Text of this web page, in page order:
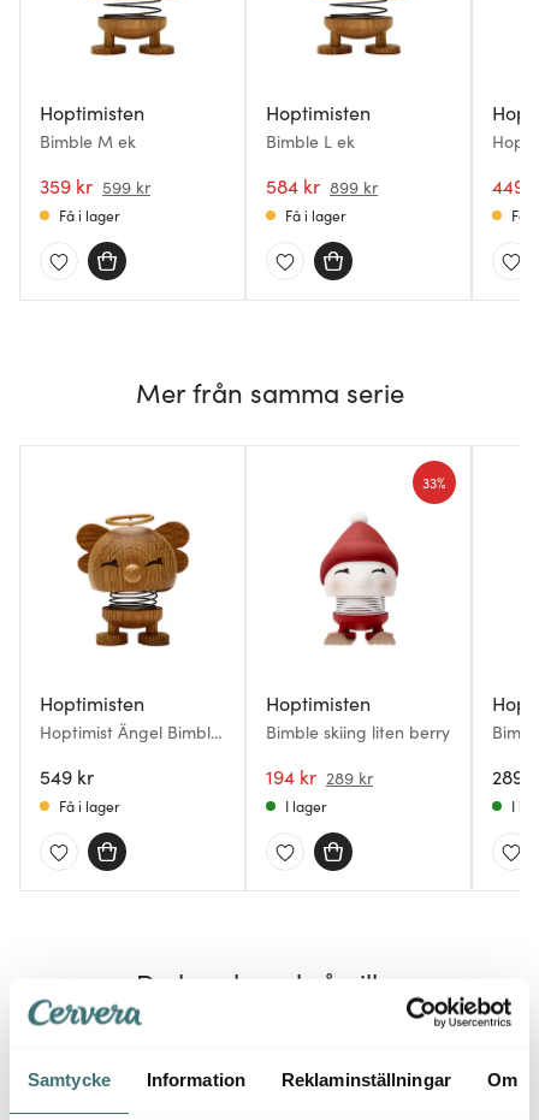
Samtycke Information Reklaminställningar Om
Hoptimisten
Bimble M ek
359 kr 599 kr
Få i lager
Hoptimisten
Bimble L ek
584 kr 899 kr
Få i lager
449
Få
Mer från samma serie
Hoptimisten
Hoptimist Ängel Bimble
549 kr
Få i lager
Hoptimisten
Bimble skiing liten berry
194 kr 289 kr
33%
I lager
289
I
Du kanske också gillar
38% 40%